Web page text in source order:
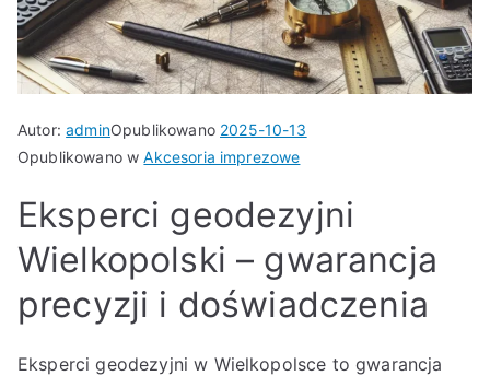
Autor:adminOpublikowano 2025-10-13
Opublikowano wAkcesoria imprezowe
Eksperci geodezyjni
Wielkopolski – gwarancja
precyzji i doświadczenia
Eksperci geodezyjni w Wielkopolsce to gwarancja